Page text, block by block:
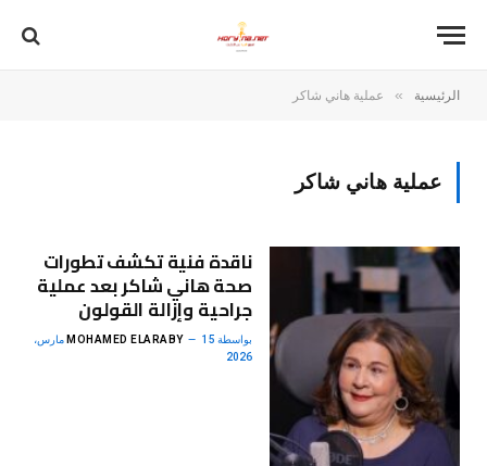
الرئيسية » عملية هاني شاكر
عملية هاني شاكر
ناقدة فنية تكشف تطورات
صحة هاني شاكر بعد عملية
جراحية وإزالة القولون
بواسطة MOHAMED ELARABY 15 مارس،
2026